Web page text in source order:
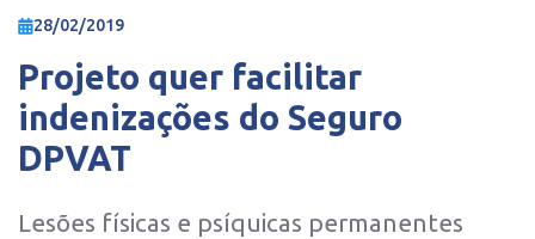
28/02/2019
Projeto quer facilitar
indenizações do Seguro
DPVAT
Lesões físicas e psíquicas permanentes